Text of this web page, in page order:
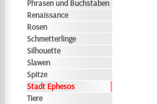
Phrasen und Buchstaben
Renaissance
Rosen
Schmetterlinge
Silhouette
Slawen
Spitze
Stadt Ephesos
Tiere